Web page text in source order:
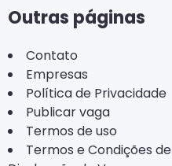
Outras páginas
Contato
Empresas
Política de Privacidade
Publicar vaga
Termos de uso
Termos e Condições de